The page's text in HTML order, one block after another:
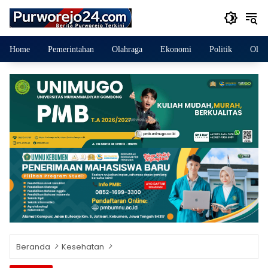
Langsung
konten
Home Pemerintahan Olahraga Ekonomi Politik Olah
Beranda Kesehatan